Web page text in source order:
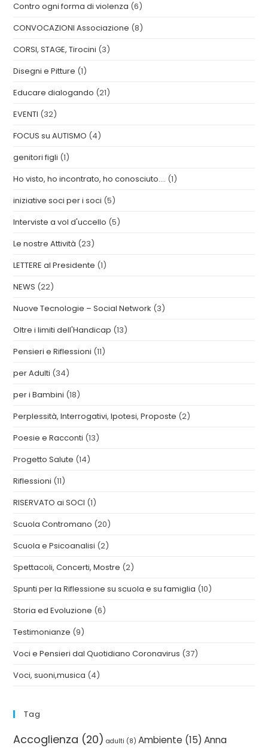
Contro ogni forma di violenza (6)
CONVOCAZIONI Associazione (8)
CORSI, STAGE, Tirocini (3)
Disegni e Pitture (1)
Educare dialogando (21)
EVENTI (32)
FOCUS su AUTISMO (4)
genitori figli (1)
Ho visto, ho incontrato, ho conosciuto…. (1)
iniziative soci per i soci (5)
Interviste a vol d'uccello (5)
Le nostre Attività (23)
LETTERE al Presidente (1)
NEWS (22)
Nuove Tecnologie – Social Network (3)
Oltre i limiti dell'Handicap (13)
Pensieri e Riflessioni (11)
per Adulti (34)
per i Bambini (18)
Perplessità, Interrogativi, Ipotesi, Proposte (2)
Poesie e Racconti (13)
Progetto Salute (14)
Riflessioni (11)
RISERVATO ai SOCI (1)
Scuola Contromano (20)
Scuola e Psicoanalisi (2)
Spettacoli, Concerti, Mostre (2)
Spunti per la Riflessione su scuola e su famiglia (10)
Storia ed Evoluzione (6)
Testimonianze (9)
Voci e Pensieri dal Quotidiano Coronavirus (37)
Voci, suoni,musica (4)
Tag
Accoglienza (20) adulti (8) Ambiente (15) Anna